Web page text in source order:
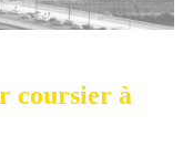
coursier à